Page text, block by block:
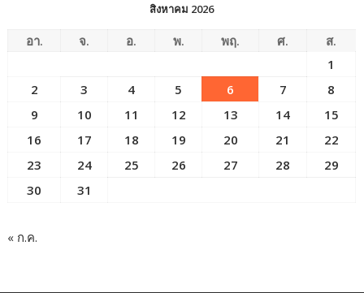
สิงหาคม 2026
อา. จ. อ. พ. พฤ. ศ.
ส.
1
2
3 4 5 6 7
8
9
10 11 12 13 14
15
16
17 18 19 20 21
22
23
24 25 26 27 28
29
30
31
« ก.ค.